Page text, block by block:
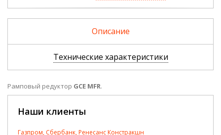
Описание
Технические характеристики
Рамповый редуктор GCE MFR.
Наши клиенты
Газпром, Сбербанк, Ренесанс Констракшн